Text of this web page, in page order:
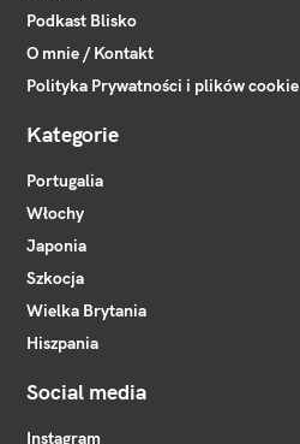
Podkast Blisko
O mnie / Kontakt
Polityka Prywatności i plików cookie
Kategorie
Portugalia
Włochy
Japonia
Szkocja
Wielka Brytania
Hiszpania
Social media
Instagram